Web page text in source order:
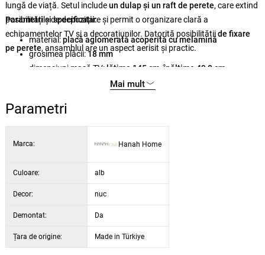
lungă de viață. Setul includeun dulap și un raft de perete, care extind
posibilitățile de depozitare și permit o organizare clară a
echipamentelor TV și a decorațiunilor. Datorită posibilitățiide fixare
pe perete, ansamblul are un aspect aerisit și practic.
Parametri și specificații:
material:placă aglomerată acoperită cu melamină
grosimea plăcii:18 mm
dimensiuni masă TV: lățime 145 cm, înălțime 49,8 cm,
adâncime 22 cm
înălțimea ușii dulapului:80 cm
Mai mult
Parametri
Marca: Hanah Home
Culoare: alb
Decor: nuc
Demontat: Da
Țara de origine: Made in Türkiye